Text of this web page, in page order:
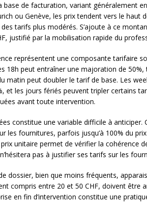
de facturation, variant généralement
ou Genève, les prix tendent vers le haut
tarifs plus modérés. S’ajoute à ce
justifié par la mobilisation rapide du
représentent une composante tarifaire
18h peut entraîner une majoration de 50%,
matin peut doubler le tarif de base. Les
et les jours fériés peuvent tripler certains
avant toute intervention.
constitue une variable difficile à anticiper.
les fournitures, parfois jusqu’à 100% du
unitaire permet de vérifier la cohérence
pas à justifier ses tarifs sur les
dossier, bien que moins fréquents,
compris entre 20 et 50 CHF, doivent être
en fin d’intervention constitue une